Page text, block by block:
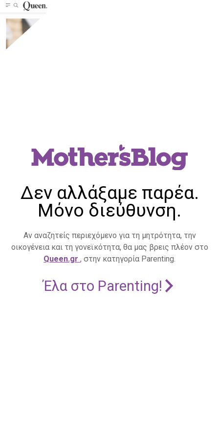
Δεν αλλάξαμε παρέα.
Μόνο διεύθυνση.
Αν αναζητείς περιεχόμενο για τη μητρότητα, την
οικογένεια και τη γονεϊκότητα, θα μας βρεις πλέον στο
Queen.gr , στην κατηγορία Parenting.
Έλα στο Parenting!